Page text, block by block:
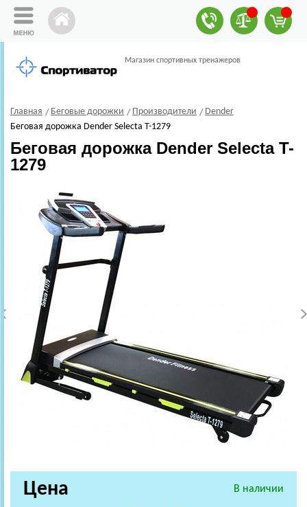
Магазин спортивных тренажеров
Главная Беговые дорожки Производители
Dender
Беговая дорожка Dender Selecta T-1279
Беговая дорожка Dender Selecta T-
1279
В наличии
Цена